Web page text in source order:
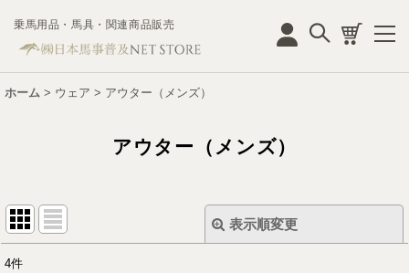
乗馬用品・馬具・関連商品販売
ホーム > ウェア > アウター（メンズ）
アウター（メンズ）
表示順変更
4件